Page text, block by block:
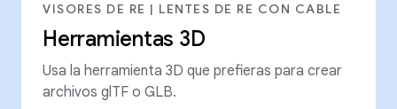
VISORES DE RE | LENTES DE RE CON CABLE
Herramientas 3D
Usa la herramienta 3D que prefieras para crear
archivos glTF o GLB.